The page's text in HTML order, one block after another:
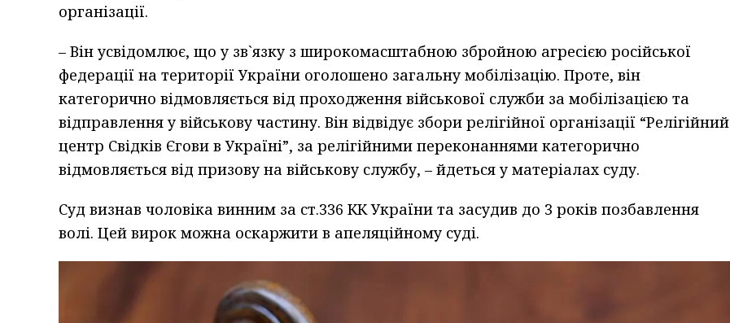
організації.
– Він усвідомлює, що у зв`язку з широкомасштабною збройною агресією російської
федерації на території України оголошено загальну мобілізацію. Проте, він
категорично відмовляється від проходження військової служби за мобілізацією та
відправлення у військову частину. Він відвідує збори релігійної організації “Релігійний
центр Свідків Єгови в Україні”, за релігійними переконаннями категорично
відмовляється від призову на військову службу, – йдеться у матеріалах суду.
Суд визнав чоловіка винним за ст.336 КК України та засудив до 3 років позбавлення
волі. Цей вирок можна оскаржити в апеляційному суді.